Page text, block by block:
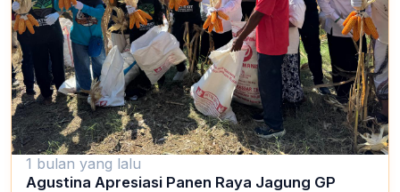
1 bulan yang lalu
Agustina Apresiasi Panen Raya Jagung GP